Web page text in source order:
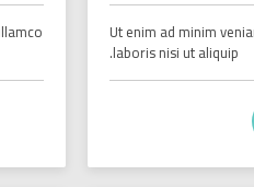
Ut enim ad minim
laboris nisi ut aliquip.